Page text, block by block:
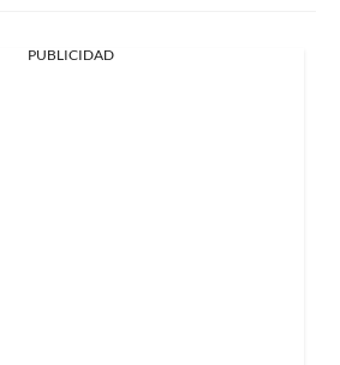
PUBLICIDAD